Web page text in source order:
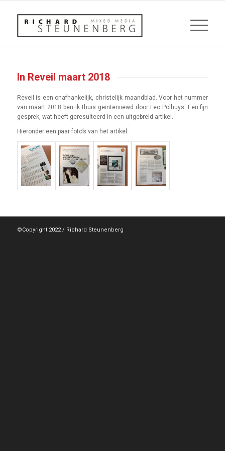
In Reveil maart 2018
Reveil is een onafhankelijk, christelijk maandblad. Voor het nummer
van maart 2018 ben ik thuis geïnterviewd door Leo Polhuys. Een fijn
gesprek, wat heeft geresulteerd in een uitgebreid artikel.
Hieronder een paar foto’s van het artikel:
©Copyright 2022 / Richard Steunenberg